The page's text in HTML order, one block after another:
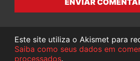
Este site utiliza o Akismet para
Saiba como seus dados em
processados.